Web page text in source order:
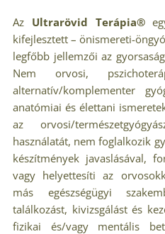
Az Ultrarövid Terápia®
kifejlesztett – önismereti-
legfőbb jellemzői az
Nem orvosi,
alternatív/komplementer
anatómiai és élettani
az orvosi/
használatát, nem foglalkozik
készítmények javaslásával,
vagy helyettesíti az
más egészségügyi
találkozást, kivizsgálást és
fizikai és/vagy mentális